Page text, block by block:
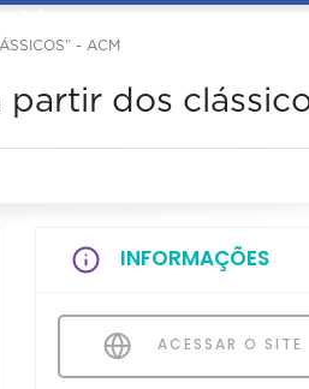
- ACM
dos
INFORMAÇÕES
ACESSAR O SITE